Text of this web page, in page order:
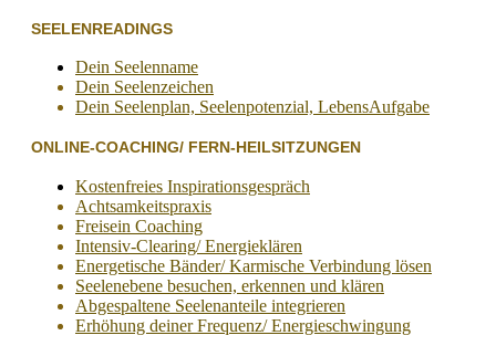
SEELENREADINGS
Dein Seelenname
Dein Seelenzeichen
Dein Seelenplan, Seelenpotenzial, LebensAufgabe
ONLINE-COACHING/ FERN-HEILSITZUNGEN
Kostenfreies Inspirationsgespräch
Achtsamkeitspraxis
Freisein Coaching
Intensiv-Clearing/ Energieklären
Energetische Bänder/ Karmische Verbindung lösen
Seelenebene besuchen, erkennen und klären
Abgespaltene Seelenanteile integrieren
Erhöhung deiner Frequenz/ Energieschwingung